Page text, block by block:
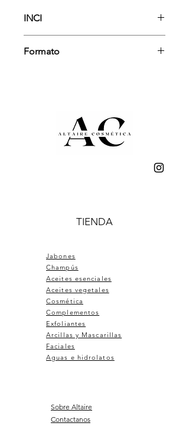
INCI
Formato
TIENDA
Jabones
Champús
Aceites esenciales
Aceites vegetales
Cosmética
Complementos
Exfoliantes
Arcillas y Mascarillas
Faciales
Aguas e hidrolatos
Sobre Altaire
Contactanos